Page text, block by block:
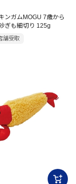
ンガムMOGU 7歳から
ぎも細切り 125g
舗受取